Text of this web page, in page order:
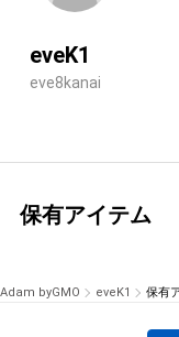
eveK1
eve8kanai
保有アイテム
Adam byGMO eveK1 保有